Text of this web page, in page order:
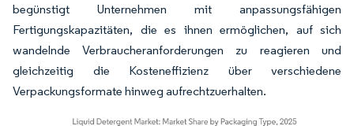
begünstigt Unternehmen mit anpassungsfähigen
Fertigungskapazitäten, die es ihnen ermöglichen, auf sich
wandelnde Verbraucheranforderungen zu reagieren und
gleichzeitig die Kosteneffizienz über verschiedene
Verpackungsformate hinweg aufrechtzuerhalten.